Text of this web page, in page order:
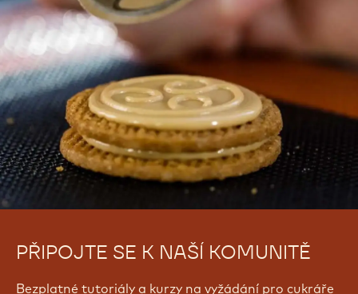
PŘIPOJTE SE K NAŠÍ KOMUNITĚ
Bezplatné tutoriály a kurzy na vyžádání pro cukráře